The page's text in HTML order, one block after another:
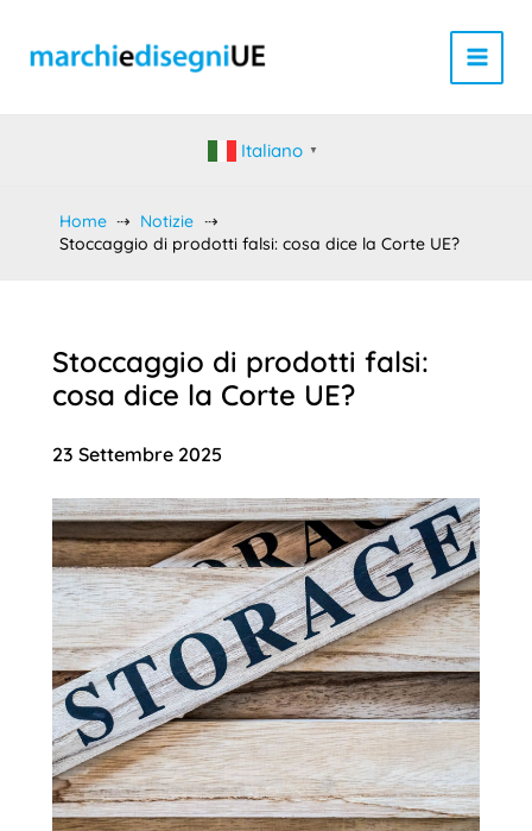
contenuto
Italiano ▼
Home
Notizie
Stoccaggio di prodotti falsi: cosa dice la Corte UE?
Stoccaggio di prodotti falsi:
cosa dice la Corte UE?
23 Settembre 2025